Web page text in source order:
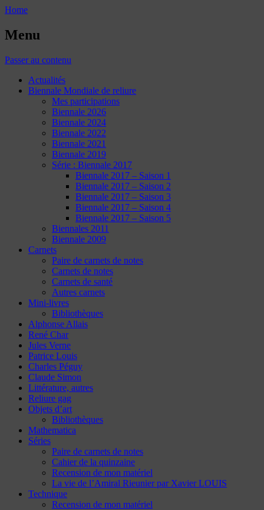
Home
Menu
Passer au contenu
Actualités
Biennale Mondiale de reliure
Mes participations
Biennale 2026
Biennale 2024
Biennale 2022
Biennale 2021
Biennale 2019
Série : Biennale 2017
Biennale 2017 – Saison 1
Biennale 2017 – Saison 2
Biennale 2017 – Saison 3
Biennale 2017 – Saison 4
Biennale 2017 – Saison 5
Biennales 2011
Biennale 2009
Carnets
Paire de carnets de notes
Carnets de notes
Carnets de santé
Autres carnets
Mini-livres
Bibliothèques
Alphonse Allais
René Char
Jules Verne
Patrice Louis
Charles Péguy
Claude Simon
Littérature, autres
Reliure gag
Objets d’art
Bibliothèques
Mathematica
Séries
Paire de carnets de notes
Cahier de la quinzaine
Recension de mon matériel
La vie de l’Amiral Rieunier par Xavier LOUIS
Technique
Recension de mon matériel